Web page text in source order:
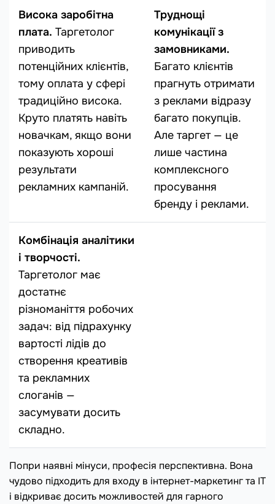
Висока заробітна
плата. Таргетолог
приводить
потенційних клієнтів,
тому оплата у сфері
традиційно висока.
Круто платять навіть
новачкам, якщо вони
показують хороші
результати
рекламних кампаній.
Труднощі
комунікації з
замовниками.
Багато клієнтів
прагнуть отримати
з реклами відразу
багато покупців.
Але таргет — це
лише частина
комплексного
просування
бренду і реклами.
Комбінація аналітики
і творчості.
Таргетолог має
достатнє
різноманіття робочих
задач: від підрахунку
вартості лідів до
створення креативів
та рекламних
слоганів —
засумувати досить
складно.
Попри наявні мінуси, професія перспективна. Вона
чудово підходить для входу в інтернет-маркетинг та IT
і відкриває досить можливостей для гарного